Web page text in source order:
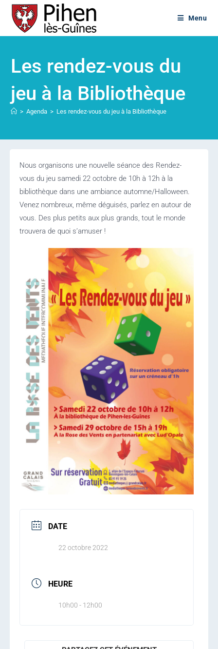
Menu
Les rendez-vous du
jeu à la Bibliothèque
> Agenda > Les rendez-vous du jeu à la Bibliothèque
Nous organisons une nouvelle séance des Rendez-
vous du jeu samedi 22 octobre de 10h à 12h à la
bibliothèque dans une ambiance automne/Halloween.
Venez nombreux, même déguisés, parlez en autour de
vous. Des plus petits aux plus grands, tout le monde
trouvera de quoi s’amuser !
DATE
22 octobre 2022
HEURE
10h00 - 12h00